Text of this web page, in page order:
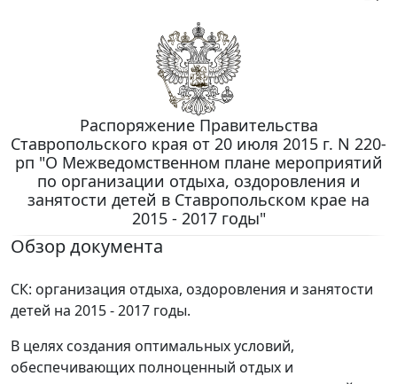
Распоряжение Правительства
Ставропольского края от 20 июля 2015 г. N 220-
рп "О Межведомственном плане мероприятий
по организации отдыха, оздоровления и
занятости детей в Ставропольском крае на
2015 - 2017 годы"
Обзор документа
СК: организация отдыха, оздоровления и занятости
детей на 2015 - 2017 годы.
В целях создания оптимальных условий,
обеспечивающих полноценный отдых и